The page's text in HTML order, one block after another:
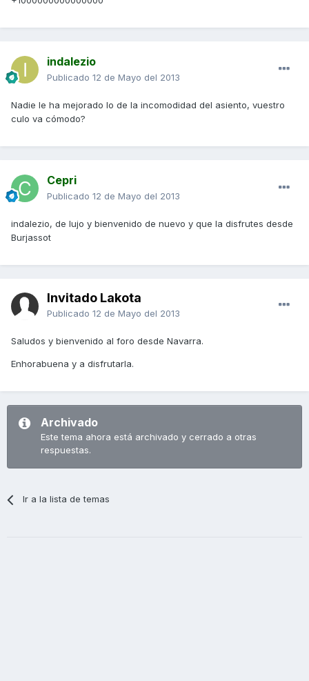
indalezio
Publicado 12 de Mayo del 2013
Nadie le ha mejorado lo de la incomodidad del asiento, vuestro
culo va cómodo?
Cepri
Publicado 12 de Mayo del 2013
indalezio, de lujo y bienvenido de nuevo y que la disfrutes desde
Burjassot
Invitado Lakota
Publicado 12 de Mayo del 2013
Saludos y bienvenido al foro desde Navarra.
Enhorabuena y a disfrutarla.
Archivado
Este tema ahora está archivado y cerrado a otras
respuestas.
Ir a la lista de temas